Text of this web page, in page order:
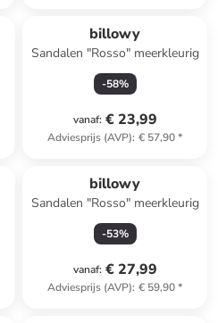
billowy
Sandalen "Rosso" meerkleurig
-58%
vanaf: € 23,99
Adviesprijs (AVP): € 57,90*
billowy
Sandalen "Rosso" meerkleurig
-53%
vanaf: € 27,99
Adviesprijs (AVP): € 59,90*